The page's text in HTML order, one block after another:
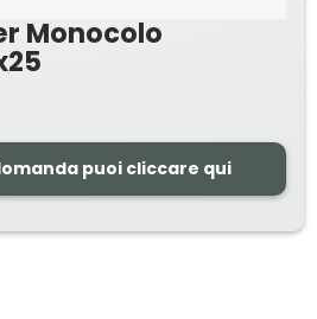
Monocolo
puoi cliccare qui